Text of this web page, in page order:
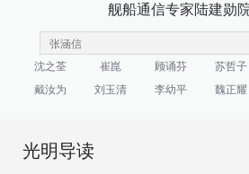
舰船通信专家陆建勋
沈之荃 崔崑 顾诵芬 苏哲子
戴汝为
刘玉清 李幼平 魏正耀
光明导读